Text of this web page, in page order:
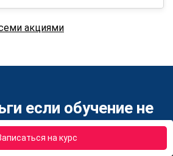
на курс
акциями
если обучение не